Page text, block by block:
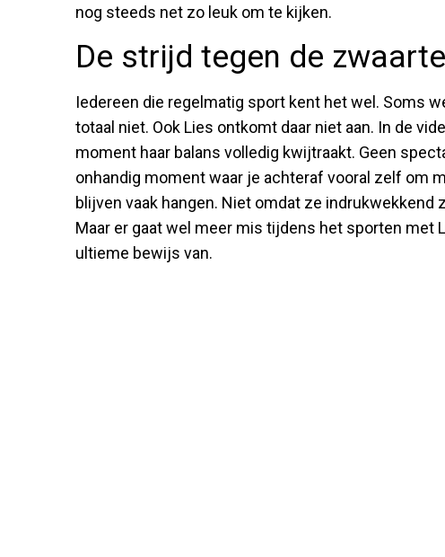
nog steeds net zo leuk om te kijken.
De strijd tegen de
Iedereen die regelmatig sport kent het wel. Soms
totaal niet. Ook Lies ontkomt daar niet aan. In de
moment haar balans volledig kwijtraakt. Geen
onhandig moment waar je achteraf vooral zelf om
blijven vaak hangen. Niet omdat ze indrukwekkend
Maar er gaat wel meer mis tijdens het sporten met
ultieme bewijs van.